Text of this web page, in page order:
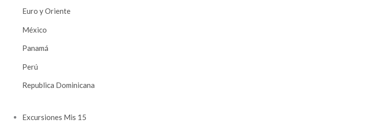
Euro y Oriente
México
Panamá
Perú
Republica Dominicana
Excursiones Mis 15